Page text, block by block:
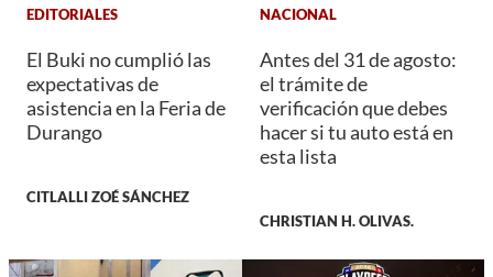
EDITORIALES
El Buki no cumplió las
expectativas de
asistencia en la Feria de
Durango
CITLALLI ZOÉ SÁNCHEZ
NACIONAL
Antes del 31 de agosto:
el trámite de
verificación que debes
hacer si tu auto está en
esta lista
CHRISTIAN H. OLIVAS.